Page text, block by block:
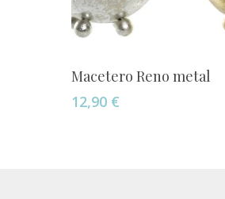
Añadir Al Carrito
Macetero Reno metal
12,90 €